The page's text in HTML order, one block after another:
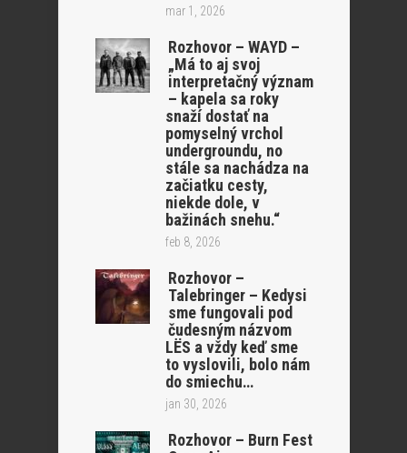
mar 1, 2026
Rozhovor – WAYD –
„Má to aj svoj
interpretačný význam
– kapela sa roky
snaží dostať na
pomyselný vrchol
undergroundu, no
stále sa nachádza na
začiatku cesty,
niekde dole, v
bažinách snehu.“
feb 8, 2026
Rozhovor –
Talebringer – Kedysi
sme fungovali pod
čudesným názvom
LËS a vždy keď sme
to vyslovili, bolo nám
do smiechu…
jan 30, 2026
Rozhovor – Burn Fest